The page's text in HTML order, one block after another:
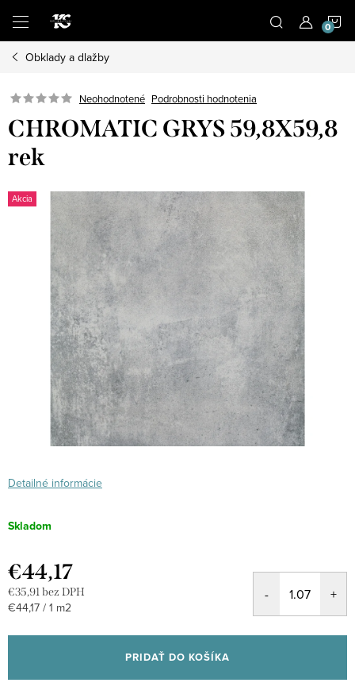
obsah
Obklady a dlažby
Neohodnotené Podrobnosti hodnotenia
CHROMATIC GRYS 59,8X59,8
rek
Akcia
Detailné informácie
Skladom
€44,17
€35,91 bez DPH
Jednotková
€44,17 / 1 m2
PRIDAŤ DO KOŠÍKA